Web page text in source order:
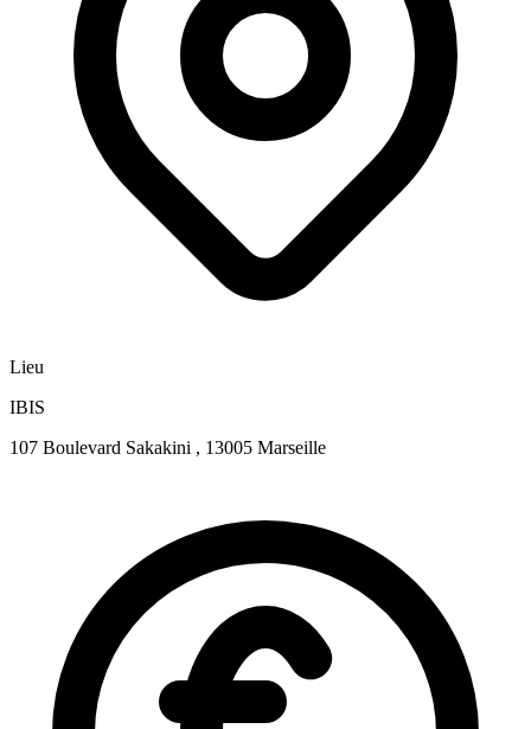
Lieu
IBIS
107 Boulevard Sakakini , 13005 Marseille